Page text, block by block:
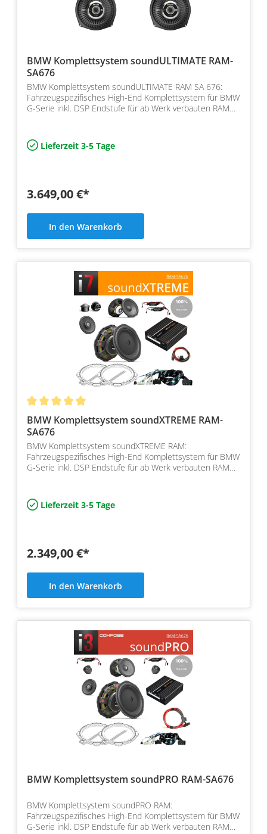
BMW Komplettsystem soundULTIMATE RAM-
SA676
BMW Komplettsystem soundULTIMATE RAM SA 676:
Fahrzeugspezifisches High-End Komplettsystem für BMW
G-Serie inkl. DSP Endstufe für ab Werk verbauten RAM
Lieferzeit 3-5 Tage
3.649,00 €*
In den Warenkorb
BMW Komplettsystem soundXTREME RAM-
SA676
BMW Komplettsystem soundXTREME RAM:
Fahrzeugspezifisches High-End Komplettsystem für BMW
G-Serie inkl. DSP Endstufe für ab Werk verbauten RAM
Lieferzeit 3-5 Tage
2.349,00 €*
In den Warenkorb
BMW Komplettsystem soundPRO RAM-SA676
BMW Komplettsystem soundPRO RAM:
Fahrzeugspezifisches High-End Komplettsystem für BMW
G-Serie inkl. DSP Endstufe für ab Werk verbauten RAM